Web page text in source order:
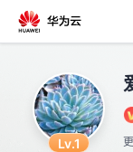
Lv.1